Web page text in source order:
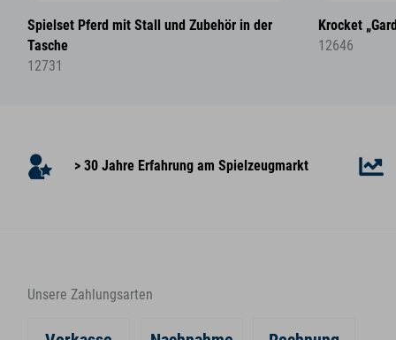
Spielset Pferd mit Stall und Zubehör in der
Tasche
12731
Krocket
12646
> 30 Jahre Erfahrung am Spielzeugmarkt
Unsere Zahlungsarten